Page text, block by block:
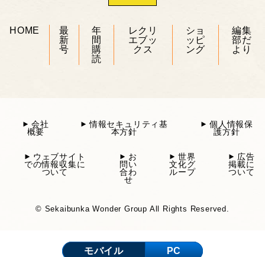
HOME
最
新
号
年
間
購
読
レクリ
エブッ
クス
ショ
ッピ
ング
編集
部だ
より
会社
概要
情報セキュリティ基
本方針
個人情報保
護方針
ウェブサイト
での情報収集に
ついて
お
問い
合わ
せ
世界
文化グ
ループ
広告
掲載に
ついて
© Sekaibunka Wonder Group All Rights Reserved.
モバイル PC